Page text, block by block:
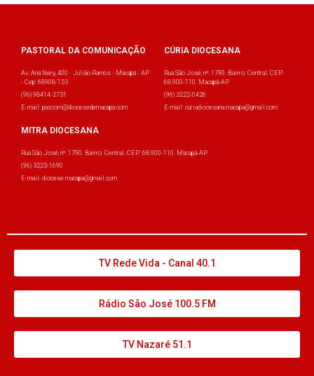
PASTORAL DA COMUNICAÇÃO
Av. Ana Nery, 400 - Julião Ramos - Macapá - AP
- Cep: 68908-153
(96) 98414-2731
E-mail: pascom@diocesedemacapa.com
CÚRIA DIOCESANA
Rua São José, nº: 1790. Bairro: Central. CEP:
68.900-110. Macapá-AP
(96) 3222-0426
E-mail: curiadiocesana.macapa@gmail.com
MITRA DIOCESANA
Rua São José, nº: 1790. Bairro: Central. CEP: 68.900-110. Macapá-AP
(96) 3223-1690
E-mail: diocese.macapa@gmail.com
TV Rede Vida - Canal 40.1
Rádio São José 100.5 FM
TV Nazaré 51.1